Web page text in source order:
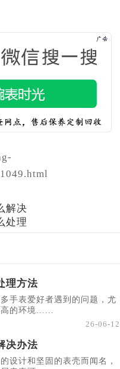
解决
处理
理方法
手表爱好者遇到的问题，尤
的环境......
26-06-12
决办法
设计和坚固的表壳而闻名，